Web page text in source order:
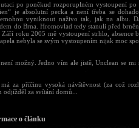
po poněkud rozporuplném vystoupení
je absolutní pecka a není třeba se
vyniknout naživo tak, jak na albu.
do Brna. Hromovlad tedy stanuli před
roku 2005 mě vystoupení strhlo, absence
nebyla se svým vystoupením nijak moc
možný. Jedno vím ale jistě, Unclean se
za příčinu vysoká návštěvnost (za což
za svítání domů...
o článku